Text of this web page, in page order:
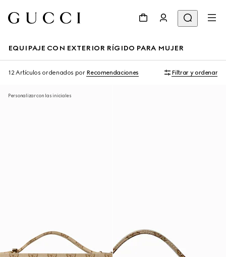
EQUIPAJE CON EXTERIOR RÍGIDO PARA MUJER
12 Artículos ordenados por Recomendaciones Filtrar y ordenar
Personalizar con las iniciales